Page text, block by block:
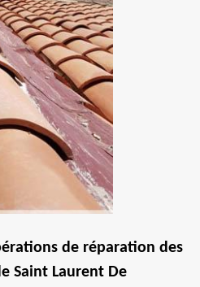
de réparation des
Saint Laurent De